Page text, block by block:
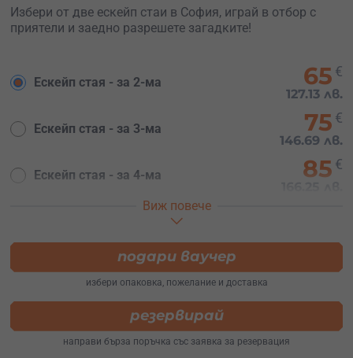
Избери от две ескейп стаи в София, играй в отбор с
приятели и заедно разрешете загадките!
Ескейп стая - за 2-ма 65 €
127.13 лв.
Ескейп стая - за 3-ма 75 €
146.69 лв.
Ескейп стая - за 4-ма 85 €
Ескейп стая - за 6-ма
Ескейп стая - за 7-на 115€
224.92 лв.
Виж повече
подари ваучер
избери опаковка, пожелание и доставка
резервирай
направи бърза поръчка със заявка за резервация